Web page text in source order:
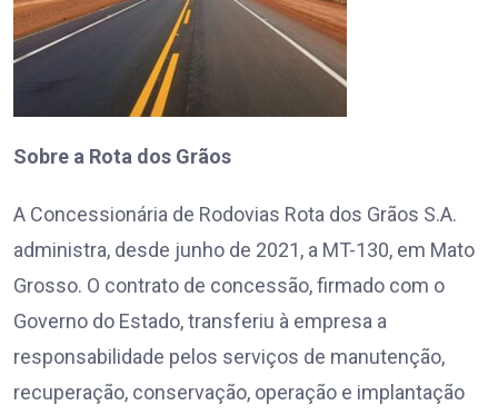
Sobre a Rota dos Grãos
A Concessionária de Rodovias Rota dos Grãos S.A.
administra, desde junho de 2021, a MT-130, em Mato
Grosso. O contrato de concessão, firmado com o
Governo do Estado, transferiu à empresa a
responsabilidade pelos serviços de manutenção,
recuperação, conservação, operação e implantação